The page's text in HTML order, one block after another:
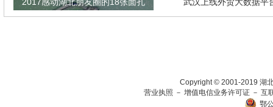
Copyright © 2001-2019 湖
营业执照 － 增值电信业务许可证 － 互
鄂